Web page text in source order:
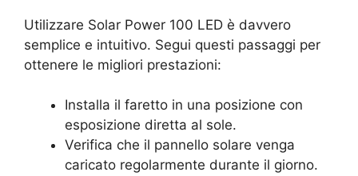
Utilizzare Solar Power 100 LED è davvero
semplice e intuitivo. Segui questi passaggi per
ottenere le migliori prestazioni:
Installa il faretto in una posizione con
esposizione diretta al sole.
Verifica che il pannello solare venga
caricato regolarmente durante il giorno.